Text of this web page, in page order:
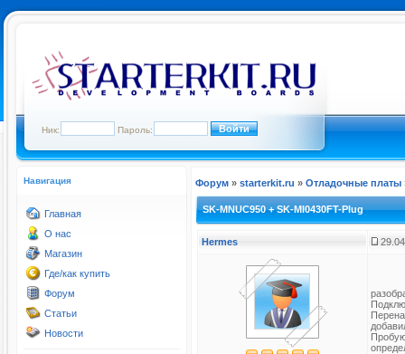
Ник: Пароль:
Навигация
Главная
О нас
Магазин
Где/как купить
Форум
Статьи
Новости
Форум » starterkit.ru » Отладочные платы
SK-MNUC950 + SK-MI0430FT-Plug
Hermes